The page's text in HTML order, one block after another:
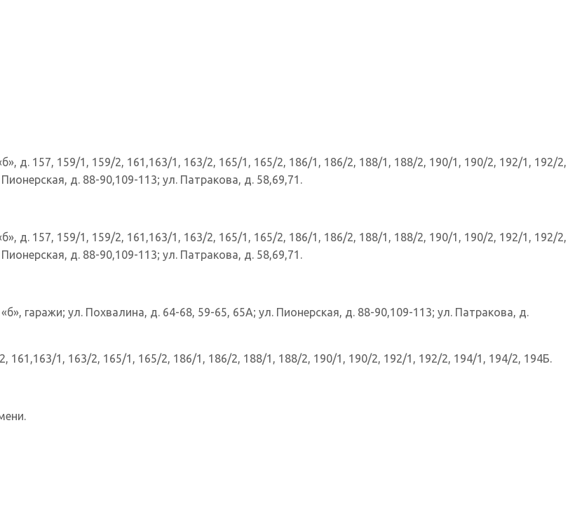
д. 157, 159/1, 159/2, 161,163/1, 163/2, 165/1, 165/2, 186/1, 186/2, 188/1, 188/2, 190/1, 190/2, 192/1, 192/2,
д. 88-90,109-113; ул. Патракова, д. 58,69,71.
д. 157, 159/1, 159/2, 161,163/1, 163/2, 165/1, 165/2, 186/1, 186/2, 188/1, 188/2, 190/1, 190/2, 192/1, 192/2,
д. 88-90,109-113; ул. Патракова, д. 58,69,71.
гаражи; ул. Похвалина, д. 64-68, 59-65, 65А; ул. Пионерская, д. 88-90,109-113; ул. Патракова, д.
161,163/1, 163/2, 165/1, 165/2, 186/1, 186/2, 188/1, 188/2, 190/1, 190/2, 192/1, 192/2, 194/1, 194/2, 194Б.